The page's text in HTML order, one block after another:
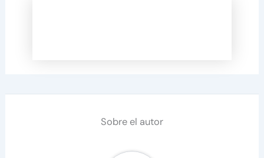
Sobre el autor